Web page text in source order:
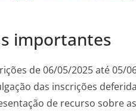
importantes
de 06/05/2025 até 05/
das inscrições
de recurso sobre